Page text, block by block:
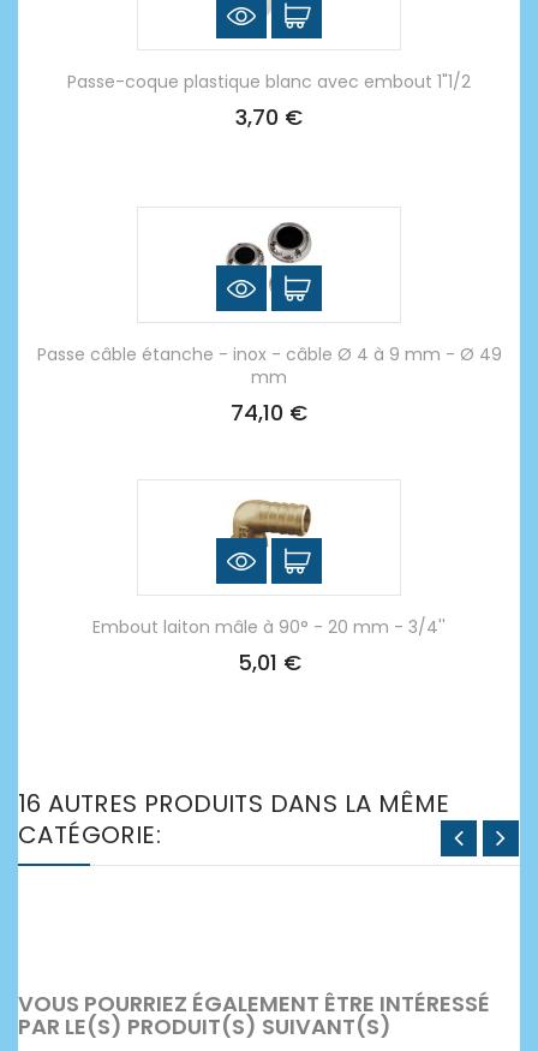
Passe-coque plastique blanc avec embout 1"1/2
3,70 €
Passe câble étanche - inox - câble Ø 4 à 9 mm - Ø 49
mm
74,10 €
Embout laiton mâle à 90° - 20 mm - 3/4''
5,01 €
16 AUTRES PRODUITS DANS LA MÊME
CATÉGORIE:
VOUS POURRIEZ ÉGALEMENT ÊTRE INTÉRESSÉ
PAR LE(S) PRODUIT(S) SUIVANT(S)